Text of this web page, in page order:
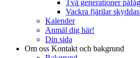
Två generationer
Vackra fjärilar
Kalender
Anmäl dig här!
Din sida
Om oss Kontakt och bakgrund